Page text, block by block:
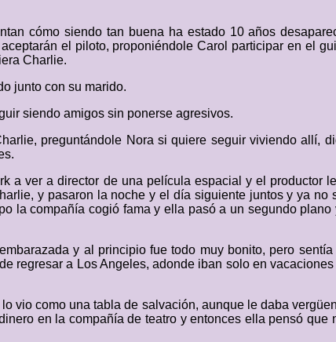
cómo siendo tan buena ha estado 10 años
el piloto, proponiéndole Carol participar en el
Charlie.
junto con su marido.
siendo amigos sin ponerse agresivos.
preguntándole Nora si quiere seguir viviendo allí,
a ver a director de una película espacial y el productor
y pasaron la noche y el día siguiente juntos y ya no
la compañía cogió fama y ella pasó a un segundo
y al principio fue todo muy bonito, pero
regresar a Los Angeles, adonde iban solo en
vio como una tabla de salvación, aunque le daba
en la compañía de teatro y entonces ella pensó que